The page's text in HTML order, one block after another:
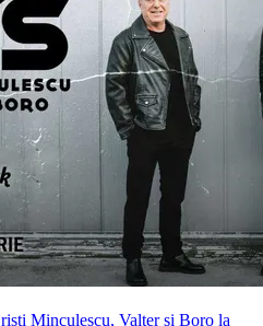
Minculescu, Valter si Boro la